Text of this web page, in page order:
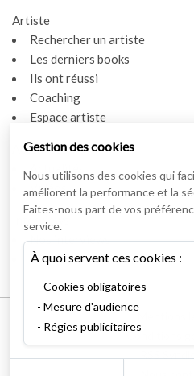
Artiste
Rechercher un artiste
Les derniers books
Ils ont réussi
Coaching
Espace artiste
Actualités
Actualités
Vidéos
Interviews
Nos interviews
Lexique
Conditions
Gestion des cookies
Nous utilisons des cookies qui
améliorent la performance et la
Faites-nous part de vos
service.
À quoi servent ces cookies :
Cookies obligatoires
Mesure d'audience
Régies publicitaires